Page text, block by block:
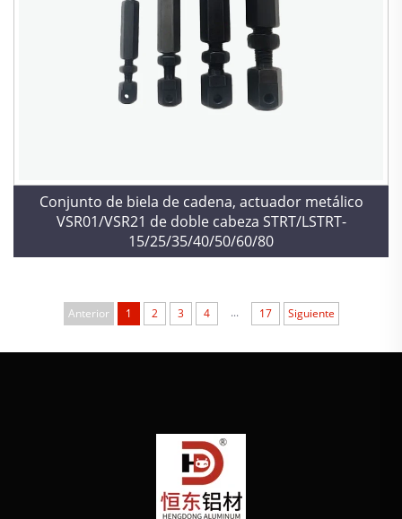
Conjunto de biela de cadena, actuador metálico
VSR01/VSR21 de doble cabeza STRT/LSTRT-
15/25/35/40/50/60/80
Anterior 1 2 3 4 ... 17 Siguiente